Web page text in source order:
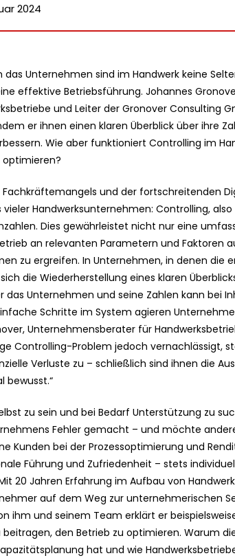
2024
Unternehmen sind im Handwerk keine
effektive Betriebsführung. Johannes
und Leiter der Gronover Consulting
er ihnen einen klaren Überblick über ihre
Wie aber funktioniert Controlling im
optimieren?
und der fortschreitenden
Handwerksunternehmen: Controlling,
Dies gewährleistet nicht nur eine
an relevanten Parametern und Faktoren
zu ergreifen. In Unternehmen, in denen die
die Wiederherstellung eines klaren
Unternehmen und seine Zahlen kann bei
Schritte im System agieren
Unternehmensberater für
Controlling-Problem jedoch vernachlässigt,
Verluste zu – schließlich sind ihnen die
bewusst.“
zu sein und bei Bedarf Unterstützung zu
Fehler gemacht – und möchte
Kunden bei der Prozessoptimierung und
Führung und Zufriedenheit – stets
20 Jahren Erfahrung im Aufbau von
auf dem Weg zur unternehmerischen
ihm und seinem Team erklärt er
den Betrieb zu optimieren. Warum
hat und wie